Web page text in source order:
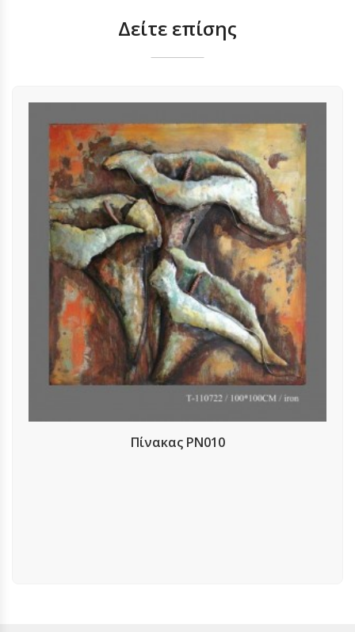
Δείτε επίσης
Πίνακας PN010